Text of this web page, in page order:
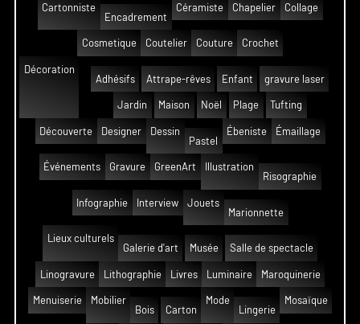
Cartonniste
Encadrement
Céramiste Chapelier Collage
Cosmetique Coutelier Couture Crochet
Décoration
Adhésifs
Attrape-rêves Enfant gravure laser
Jardin Maison Noël Plage Tufting
Découverte Designer
Dessin
Pastel
Ébeniste Émaillage
Événements Gravure GreenArt
Illustration
Risographie
Infographie Interview
Jouets
Marionnette
Lieux culturels
Galerie d'art
Musée Salle de spectacle
Linogravure Lithographie Livres Luminaire Maroquinerie
Menuiserie
Mobilier
Bois
Carton
Mode
Lingerie
Mosaïque